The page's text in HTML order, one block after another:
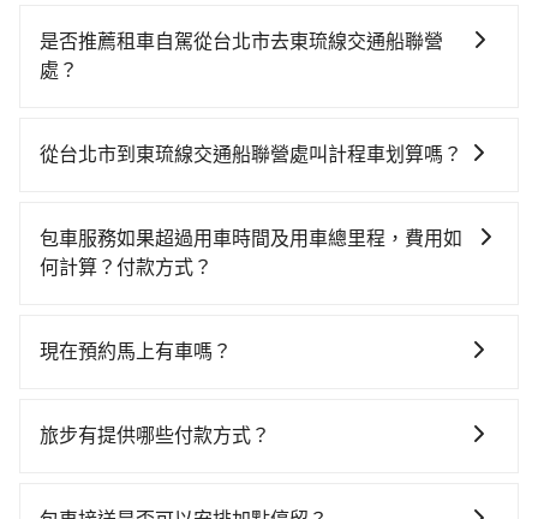
省時、較貴！從最早06:26一直到22:16，台北-左營一天
最多有88班次高鐵可搭乘。假設從台北市文山區前往最
排隊的時間約25分鐘，再乘坐94~134分鐘（平均114
小黃後約花60分鐘、車費1,400元後，抵達東琉線交通船
聯營處 (屏東縣東港鎮) 的目的地。全程加上轉車時間共3
則每人平均花費約1,690元，費時4小時3分鐘。長距離移
預約tripool還是比較划算的。如果你是三人以下要乘
是否推薦租車自駕從台北市去東琉線交通船聯營
處？
處，畢竟停在路邊多天不用車，停車費與租車費用都是
從台北市到東琉線交通船聯營處叫計程車划算嗎？
灣大車隊、Uber、Line Taxi、Yoxi等，如果在路邊攔不
到車，也可考慮打電話至附近的計程車隊，如漢傑/紅螞
約tripool可省高達$4,500。但如果要考慮到回程，屏東
合以上，無論在價格或服務品質上，tripool都是你從台
包車服務如果超過用車時間及用車總里程，費用如
何計算？付款方式？
定的用車時間，每小時會加收1000元的費用；若超過預
現在預約馬上有車嗎？
tripool並非計程車，無法隨招隨到，現在馬上預定從台
旅步有提供哪些付款方式？